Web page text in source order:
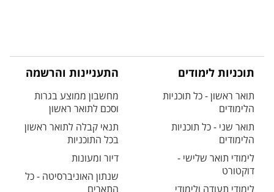
תוכניות לימודים
תואר ראשון - כל תוכניות
הלימודים
תואר שני - כל תוכניות
הלימודים
לימודי תואר שלישי -
דוקטורט
לימודי תעודה ולימודי
התעניינות והרשמה
מחשבון ממוצע בגרות
וסכם לתואר ראשון
תנאי קבלה לתואר ראשון
בכל התוכניות
דיור ומעונות
שנתון האוניברסיטה - כל
התארים